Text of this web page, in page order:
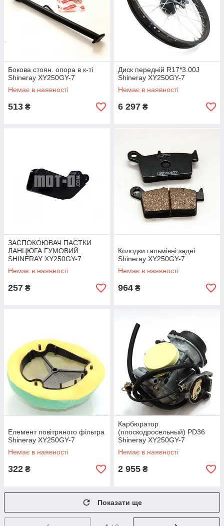
Бокова стоян. опора в к-ті
Shineray XY250GY-7
Немає в наявності
513 ₴
Диск передній R17*3.00J
Shineray XY250GY-7
Немає в наявності
6 297 ₴
ЗАСПОКОЮВАЧ ПАСТКИ
ЛАНЦЮГА ГУМОВИЙ
SHINERAY XY250GY-7
Немає в наявності
257 ₴
Колодки гальмівні задні
Shineray XY250GY-7
Немає в наявності
964 ₴
Елемент повітряного фільтра
Shineray XY250GY-7
Немає в наявності
322 ₴
Карбюратор
(плоскодросельный) PD36
Shineray XY250GY-7
Немає в наявності
2 955 ₴
Показати ще